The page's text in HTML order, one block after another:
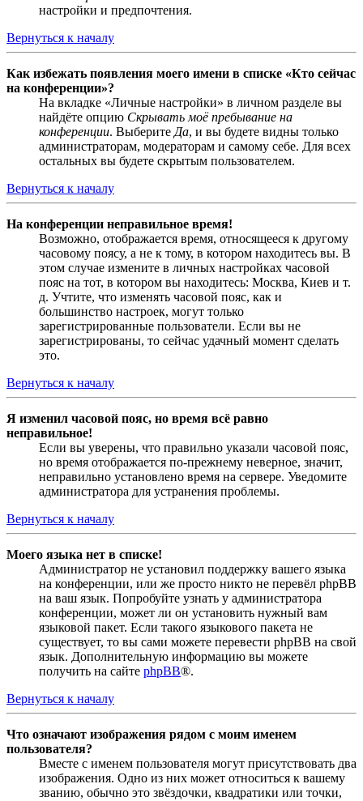
настройки и предпочтения.
Вернуться к началу
Как избежать появления моего имени в списке «Кто сейчас
на конференции»?
На вкладке «Личные настройки» в личном разделе вы
найдёте опцию Скрывать моё пребывание на
конференции. Выберите Да, и вы будете видны только
администраторам, модераторам и самому себе. Для всех
остальных вы будете скрытым пользователем.
Вернуться к началу
На конференции неправильное время!
Возможно, отображается время, относящееся к другому
часовому поясу, а не к тому, в котором находитесь вы. В
этом случае измените в личных настройках часовой
пояс на тот, в котором вы находитесь: Москва, Киев и т.
д. Учтите, что изменять часовой пояс, как и
большинство настроек, могут только
зарегистрированные пользователи. Если вы не
зарегистрированы, то сейчас удачный момент сделать
это.
Вернуться к началу
Я изменил часовой пояс, но время всё равно
неправильное!
Если вы уверены, что правильно указали часовой пояс,
но время отображается по-прежнему неверное, значит,
неправильно установлено время на сервере. Уведомите
администратора для устранения проблемы.
Вернуться к началу
Моего языка нет в списке!
Администратор не установил поддержку вашего языка
на конференции, или же просто никто не перевёл phpBB
на ваш язык. Попробуйте узнать у администратора
конференции, может ли он установить нужный вам
языковой пакет. Если такого языкового пакета не
существует, то вы сами можете перевести phpBB на свой
язык. Дополнительную информацию вы можете
получить на сайте phpBB®.
Вернуться к началу
Что означают изображения рядом с моим именем
пользователя?
Вместе с именем пользователя могут присутствовать два
изображения. Одно из них может относиться к вашему
званию, обычно это звёздочки, квадратики или точки,